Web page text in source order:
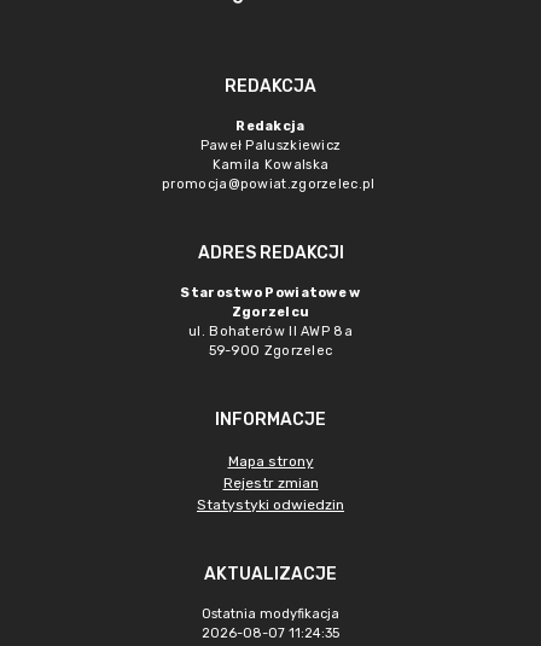
REDAKCJA
Redakcja
Paweł Paluszkiewicz
Kamila Kowalska
promocja@powiat.zgorzelec.pl
ADRES REDAKCJI
Starostwo Powiatowe w
Zgorzelcu
ul. Bohaterów II AWP 8a
59-900 Zgorzelec
INFORMACJE
Mapa strony
Rejestr zmian
Statystyki odwiedzin
AKTUALIZACJE
Ostatnia modyfikacja
2026-08-07 11:24:35